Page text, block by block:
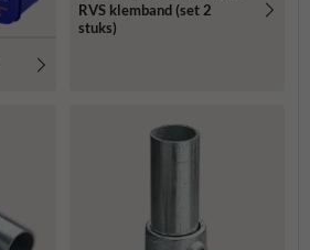
RVS klemband (set 2
stuks)